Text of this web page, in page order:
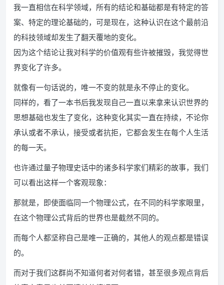
我一直相信在科学领域，所有的结论和基础都是有特定的答
案、特定的理论基础的，可是现在，这种认识在这个最前沿
的科技领域却发生了翻天覆地的变化。
因为这个结论让我对科学的价值观有些许被摧毁，我觉得世
界变化了许多。
就像有一句话说的，唯一不变的就是永不停止的变化。
同样的，看了一本书后我发现自己一直以来拿来认识世界的
思想基础也发生了变化，这种变化其实一直在持续，不论你
承认或者不承认，接受或者抗拒，它都会发生在每个人生活
的每一天。
也许通过量子物理史话中的诸多科学家们精彩的故事，我们
可以看出这样一个客观现象：
那就是，即使面临同一个物理公式，在不同的科学家眼里，
在这个物理公式背后的世界也是截然不同的。
而每个人都坚称自己是唯一正确的，其他人的观点都是错误
的。
而对于我们这群尚不知道何者对何者错，甚至很多观点背后